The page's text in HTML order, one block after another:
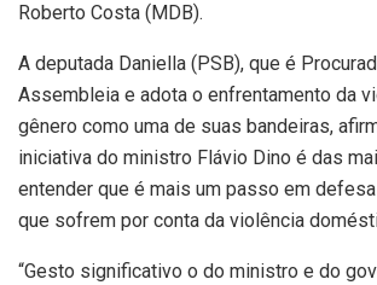
Roberto Costa (MDB).
A deputada Daniella (PSB), que é
Assembleia e adota o enfrentamento da
gênero como uma de suas bandeiras,
iniciativa do ministro Flávio Dino é das
entender que é mais um passo em
que sofrem por conta da violência
“Gesto significativo o do ministro e do